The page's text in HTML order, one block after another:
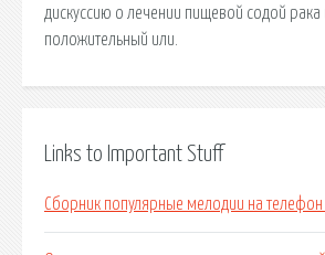
дискуссию о лечении пищевой содой рака
положительный или.
Links to Important Stuff
Сборник популярные мелодии на телефон